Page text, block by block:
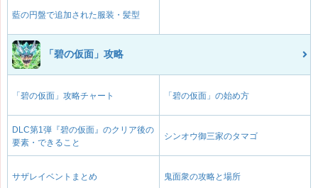
藍の円盤で追加された服装・髪型
「碧の仮面」攻略
「碧の仮面」攻略チャート 「碧の仮面」の始め方
DLC第1弾『碧の仮面』のクリア後の
要素・できること
シンオウ御三家のタマゴ
サザレイベントまとめ 鬼面衆の攻略と場所